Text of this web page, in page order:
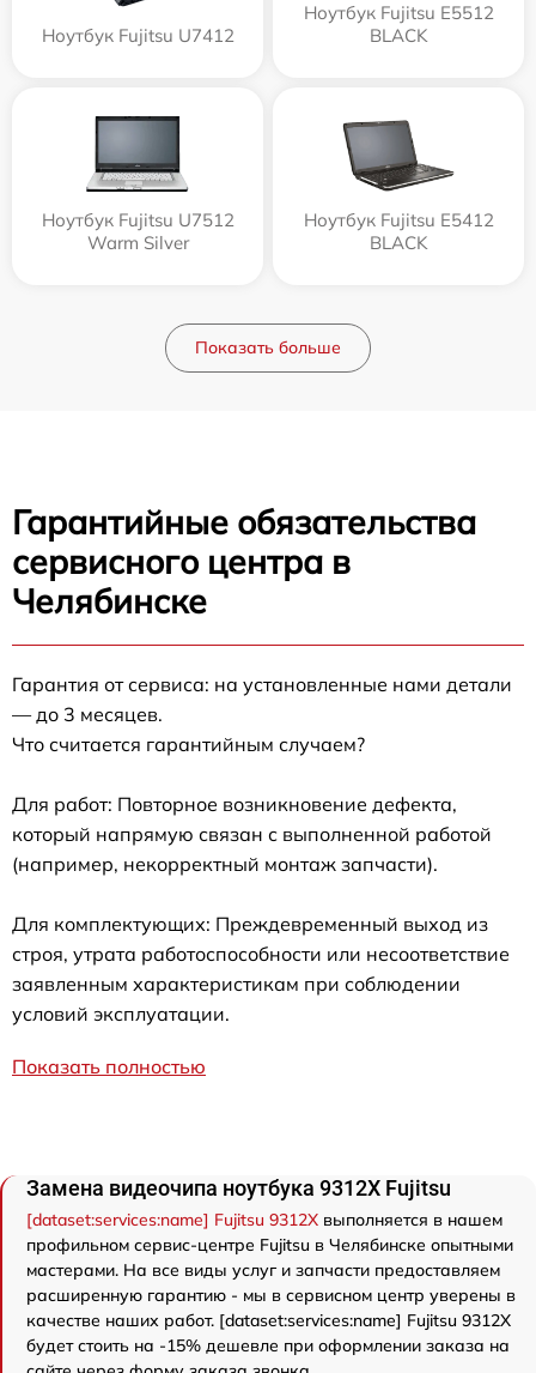
Ноутбук Fujitsu U7412
Ноутбук Fujitsu E5512
BLACK
Ноутбук Fujitsu U7512
Warm Silver
Ноутбук Fujitsu E5412
BLACK
Показать больше
Гарантийные обязательства
сервисного центра в
Челябинске
Гарантия от сервиса: на установленные нами детали
— до 3 месяцев.
Что считается гарантийным случаем?
Для работ: Повторное возникновение дефекта,
который напрямую связан с выполненной работой
(например, некорректный монтаж запчасти).
Для комплектующих: Преждевременный выход из
строя, утрата работоспособности или несоответствие
заявленным характеристикам при соблюдении
условий эксплуатации.
Показать полностью
Замена видеочипа ноутбука 9312X Fujitsu
[dataset:services:name] Fujitsu 9312X выполняется в нашем
профильном сервис-центре Fujitsu в Челябинске опытными
мастерами. На все виды услуг и запчасти предоставляем
расширенную гарантию - мы в сервисном центр уверены в
качестве наших работ. [dataset:services:name] Fujitsu 9312X
будет стоить на -15% дешевле при оформлении заказа на